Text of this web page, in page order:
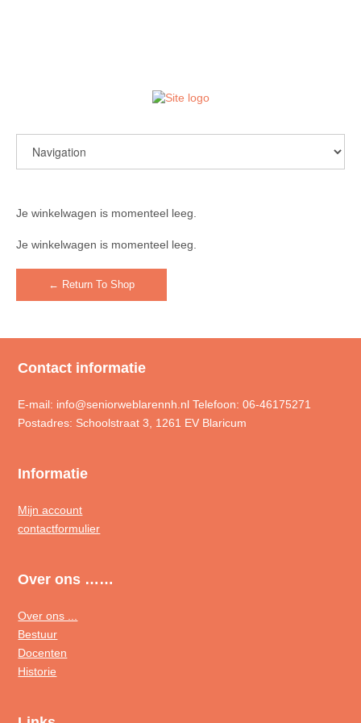
Je winkelwagen is momenteel leeg.
Je winkelwagen is momenteel leeg.
← Return To Shop
Contact informatie
E-mail: info@seniorweblarennh.nl Telefoon: 06-46175271
Postadres: Schoolstraat 3, 1261 EV Blaricum
Informatie
Mijn account
contactformulier
Over ons ……
Over ons ...
Bestuur
Docenten
Historie